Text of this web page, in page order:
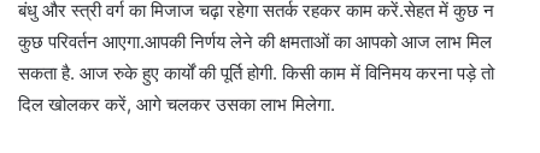
बंधु और स्त्री वर्ग का मिजाज चढ़ा रहेगा सतर्क रहकर काम करें.सेहत में कुछ न
कुछ परिवर्तन आएगा.आपकी निर्णय लेने की क्षमताओं का आपको आज लाभ मिल
सकता है. आज रुके हुए कार्यों की पूर्ति होगी. किसी काम में विनिमय करना पड़े तो
दिल खोलकर करें, आगे चलकर उसका लाभ मिलेगा.